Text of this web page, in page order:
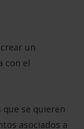
un
con el
se quieren
asociados a